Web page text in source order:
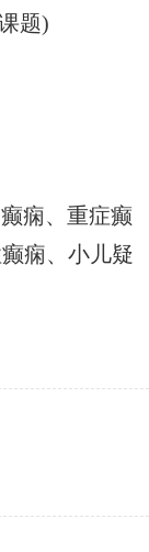
题)
痫、重症癫
痫、小儿疑